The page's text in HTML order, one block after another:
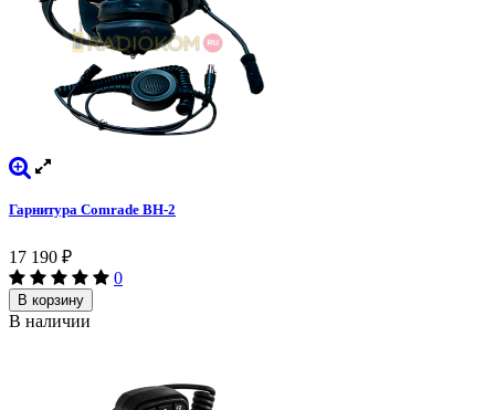
Гарнитура Comrade BH-2
17 190 ₽
0
В корзину
В наличии